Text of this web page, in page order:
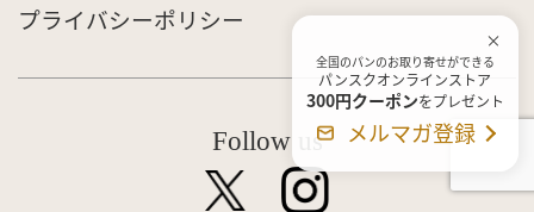
全国のパンのお取り寄せができる
パンスクオンラインストア
300円クーポンをプレゼント
メルマガ登録
プライバシーポリシー
Follow us